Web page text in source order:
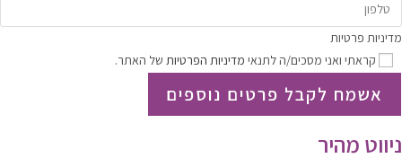
מדיניות פרטיות
קראתי ואני מסכים/ה לתנאי מדיניות הפרטיות של האתר.
אשמח לקבל פרטים נוספים
ניווט מהיר